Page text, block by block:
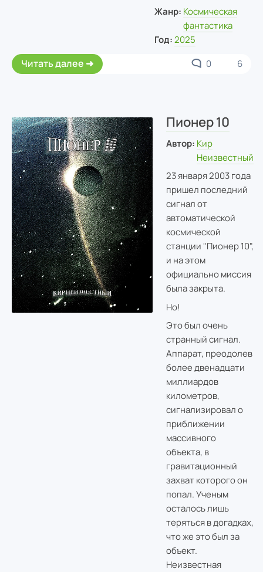
Жанр: Космическая
фантастика
Год: 2025
Читать далее 0 6
Пионер 10
Автор: Кир
Неизвестный
23 января 2003 года
пришел последний
сигнал от
автоматической
космической
станции "Пионер 10",
и на этом
официально миссия
была закрыта.
Но!
Это был очень
странный сигнал.
Аппарат, преодолев
более двенадцати
миллиардов
километров,
сигнализировал о
приближении
массивного
объекта, в
гравитационный
захват которого он
попал. Ученым
осталось лишь
теряться в догадках,
что же это был за
объект.
Неизвестная